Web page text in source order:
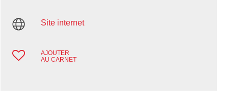
Site internet
AJOUTER
AU CARNET